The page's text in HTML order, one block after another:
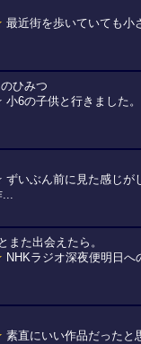
最近街を歩いていても小
ひみつ
6の子供と行きました
いぶん前に見た感じが
...
また出会えたら。
NHKラジオ深夜便明日
素直にいい作品だったと